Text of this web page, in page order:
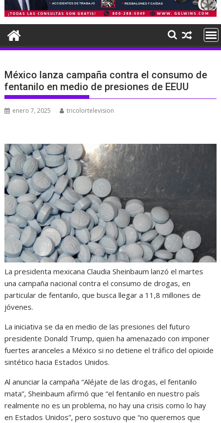
México lanza campaña contra el consumo de
fentanilo en medio de presiones de EEUU
enero 7, 2025 tricolortelevision
La presidenta mexicana Claudia Sheinbaum lanzó el martes
una campaña nacional contra el consumo de drogas, en
particular de fentanilo, que busca llegar a 11,8 millones de
jóvenes.
La iniciativa se da en medio de las presiones del futuro
presidente Donald Trump, quien ha amenazado con imponer
fuertes aranceles a México si no detiene el tráfico del opioide
sintético hacia Estados Unidos.
Al anunciar la campaña “Aléjate de las drogas, el fentanilo
mata”, Sheinbaum afirmó que “el fentanilo en nuestro país
realmente no es un problema, no hay una crisis como lo hay
en Estados Unidos”, pero sostuvo que “no queremos que